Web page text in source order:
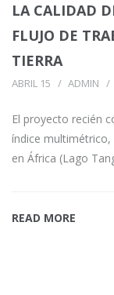
LA CALIDAD
FLUJO DE
TIERRA
ABRIL 15 ADMIN
El proyecto recién
índice
en África (Lago
READ MORE